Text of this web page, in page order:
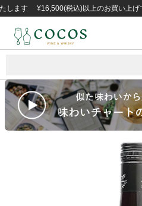
¥16,500(税込)以上のお買い上げで送